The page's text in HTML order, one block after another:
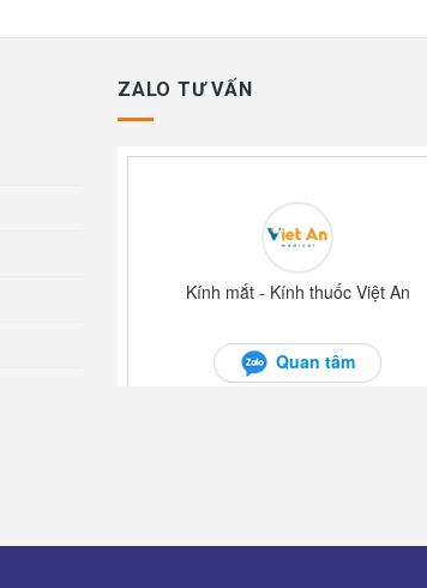
ZALO TƯ VẤN